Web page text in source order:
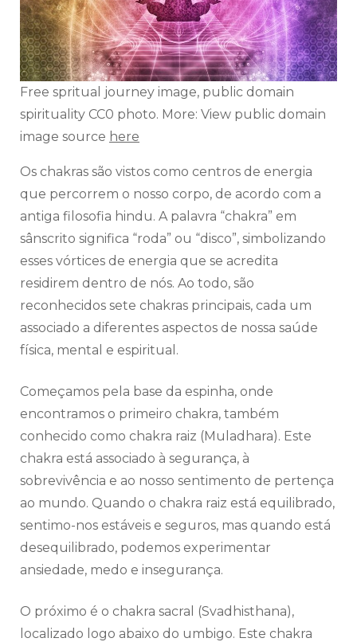
Free spritual journey image, public domain
spirituality CC0 photo. More: View public domain
image source here
Os chakras são vistos como centros de energia
que percorrem o nosso corpo, de acordo com a
antiga filosofia hindu. A palavra “chakra” em
sânscrito significa “roda” ou “disco”, simbolizando
esses vórtices de energia que se acredita
residirem dentro de nós. Ao todo, são
reconhecidos sete chakras principais, cada um
associado a diferentes aspectos de nossa saúde
física, mental e espiritual.
Começamos pela base da espinha, onde
encontramos o primeiro chakra, também
conhecido como chakra raiz (Muladhara). Este
chakra está associado à segurança, à
sobrevivência e ao nosso sentimento de pertença
ao mundo. Quando o chakra raiz está equilibrado,
sentimo-nos estáveis e seguros, mas quando está
desequilibrado, podemos experimentar
ansiedade, medo e insegurança.
O próximo é o chakra sacral (Svadhisthana),
localizado logo abaixo do umbigo. Este chakra